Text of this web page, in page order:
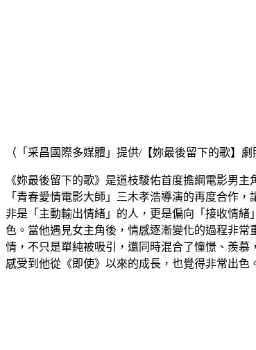
（「采昌國際多媒體」提供/【妳最後留下的歌】
《妳最後留下的歌》是道枝駿佑首度擔綱電影男
「青春愛情電影大師」三木孝浩導演的再度合作
非是「主動輸出情緒」的人，更是偏向「接收情
色。當他遇見女主角後，情感逐漸變化的過程非
情，不只是單純被吸引，還同時混合了憧憬、羨
感受到他從《即使》以來的成長，也覺得非常出色